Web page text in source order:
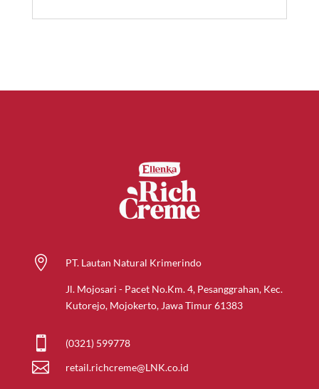
 PT. Lautan Natural Krimerindo
Jl. Mojosari - Pacet No.Km. 4, Pesanggrahan, Kec.
Kutorejo, Mojokerto, Jawa Timur 61383
 (0321) 599778
 retail.richcreme@LNK.co.id